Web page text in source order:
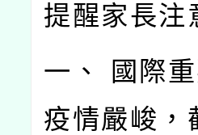
提醒家長注
一、 國際
疫情嚴峻